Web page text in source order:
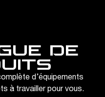
DE
d’équipements
à travailler pour vous.